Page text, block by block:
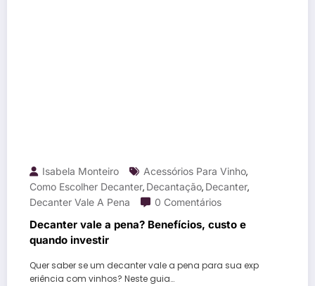
Isabela Monteiro Acessórios Para Vinho,
Como Escolher Decanter, Decantação, Decanter,
Decanter Vale A Pena
0 Comentários
Decanter vale a pena? Benefícios, custo e
quando investir
Quer saber se um decanter vale a pena para sua exp
eriência com vinhos? Neste guia…